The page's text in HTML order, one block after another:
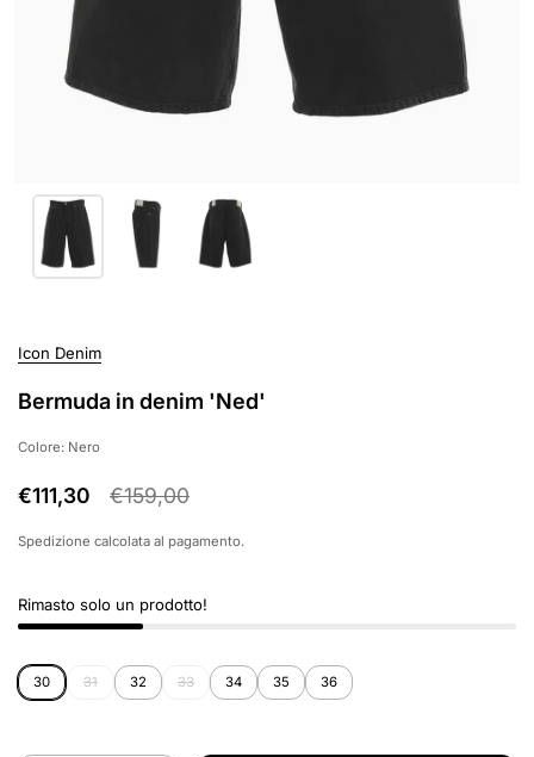
Icon Denim
Bermuda in denim 'Ned'
Colore: Nero
€111,30 €159,00
Spedizione calcolata al pagamento.
Rimasto solo un prodotto!
30 31 32 33 34 35 36